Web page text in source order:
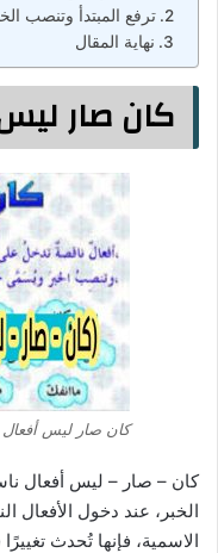
ترفع المبتدأ وتنصب
نهاية المقال
كان صار
كان صار ليس
كان – صار – ليس أفعال
الخبر، عند دخول الأفعال
الاسمية، فإنها تُحدث